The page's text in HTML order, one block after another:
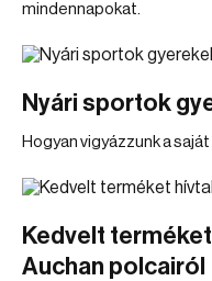
mindennapokat.
Nyári sportok
Hogyan vigyázzunk a
Kedvelt
Auchan polcairól